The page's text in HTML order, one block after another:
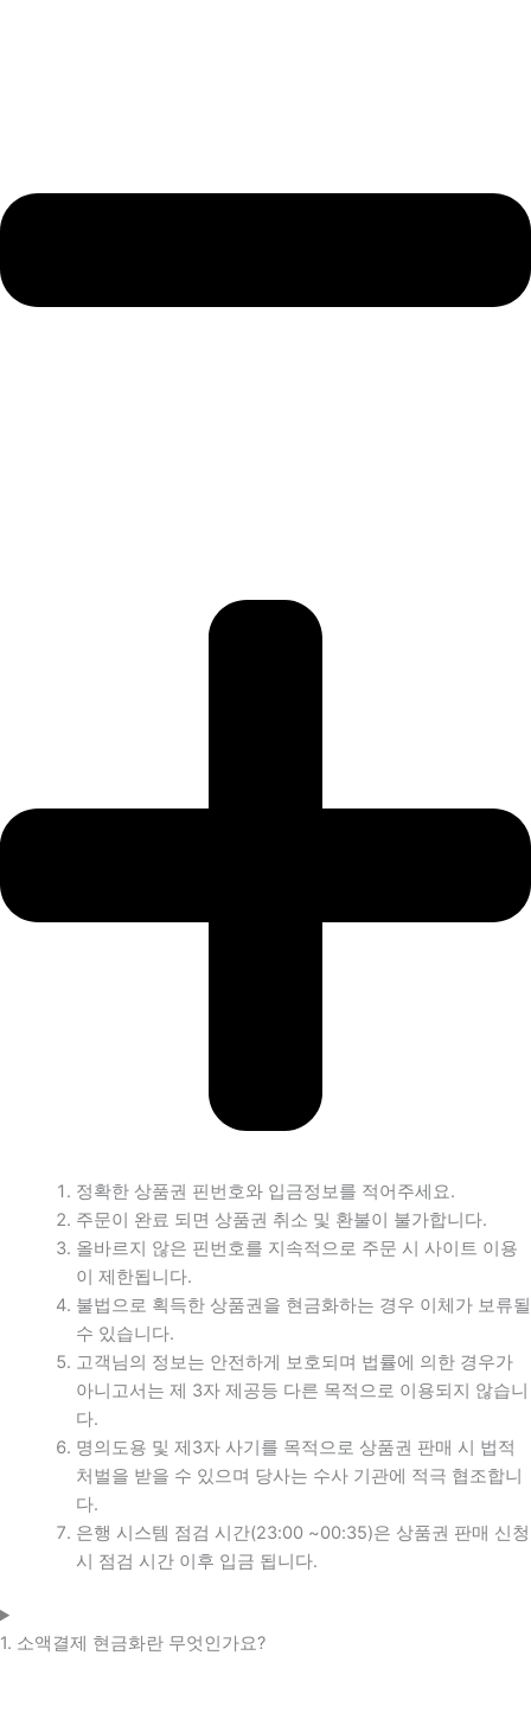
정확한 상품권 핀번호와 입금정보를 적어주세요.
주문이 완료 되면 상품권 취소 및 환불이 불가합니다.
올바르지 않은 핀번호를 지속적으로 주문 시 사이트 이용
이 제한됩니다.
불법으로 획득한 상품권을 현금화하는 경우 이체가 보류될
수 있습니다.
고객님의 정보는 안전하게 보호되며 법률에 의한 경우가
아니고서는 제 3자 제공등 다른 목적으로 이용되지 않습니
다.
명의도용 및 제3자 사기를 목적으로 상품권 판매 시 법적
처벌을 받을 수 있으며 당사는 수사 기관에 적극 협조합니
다.
은행 시스템 점검 시간(23:00 ~00:35)은 상품권 판매 신청
시 점검 시간 이후 입금 됩니다.
1. 소액결제 현금화란 무엇인가요?